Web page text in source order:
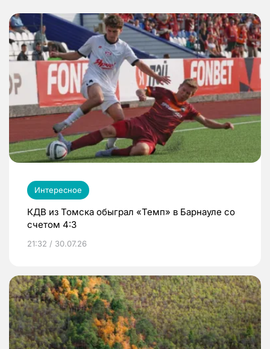
Интересное
КДВ из Томска обыграл «Темп» в Барнауле со
счетом 4:3
21:32 / 30.07.26